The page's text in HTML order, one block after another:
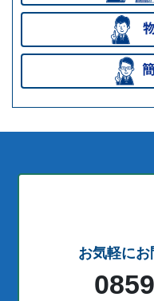
お気軽にお